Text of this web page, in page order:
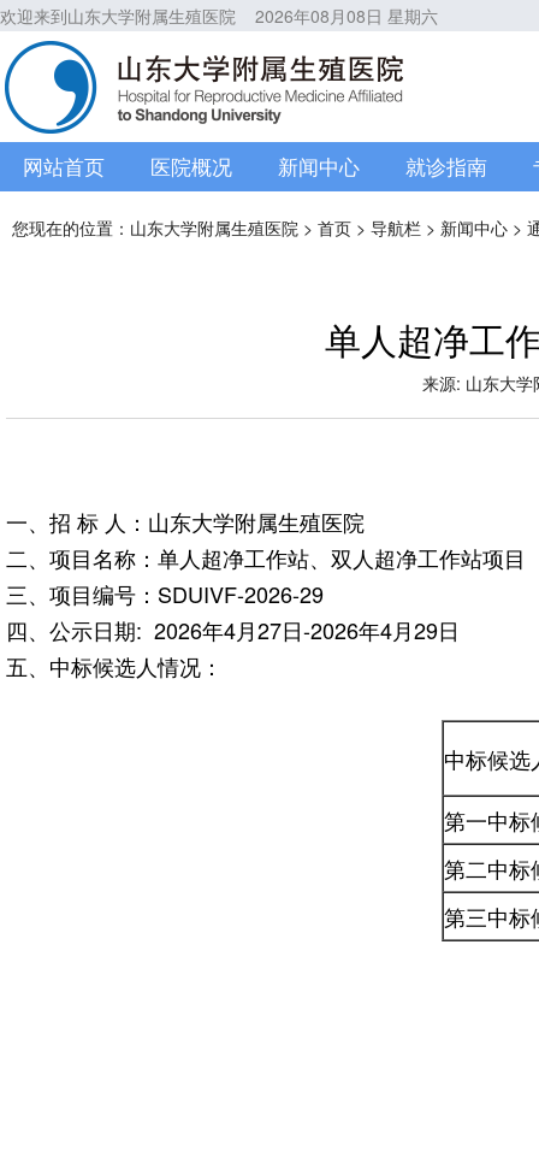
欢迎来到山东大学附属生殖医院 2026年08月08日 星期六
网站首页 医院概况 新闻中心 就诊指南
您现在的位置： 山东大学附属生殖医院 > 首页 > 导航栏 > 新闻中心 >
单人超净工
来源: 山东大
一、招 标 人：山东大学附属生殖医院
二、项目名称：单人超净工作站、双人超净工作站项目
三、项目编号：SDUIVF-2026-29
四、公示日期: 2026年4月27日-2026年4月29日
五、中标候选人情况：
中标候选
第一中标
第二中标
第三中标